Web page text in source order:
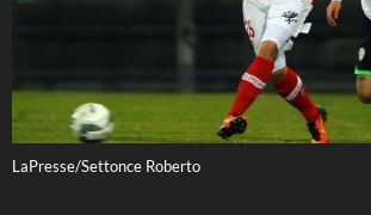
LaPresse/Settonce Roberto